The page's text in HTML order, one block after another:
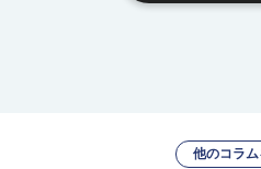
他のコラ